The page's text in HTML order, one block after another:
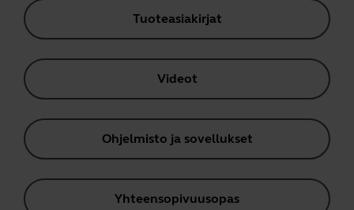
Tuoteasiakirjat
Videot
Ohjelmisto ja sovellukset
Yhteensopivuusopas